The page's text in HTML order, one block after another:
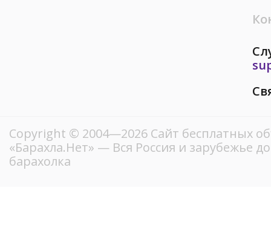
Copyright © 2004—2026 Сайт бесплатных
«Барахла.Нет» — Вся Россия и зарубежье
барахолка